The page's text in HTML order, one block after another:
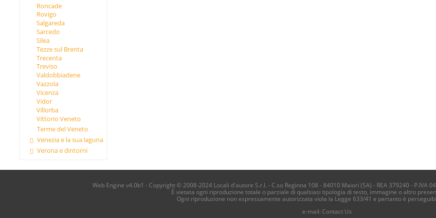
Roncade
Rovigo
Salgareda
Sarcedo
Silea
Tezze sul Brenta
Trecenta
Treviso
Valdobbiadene
Vazzola
Vicenza
Vidor
Villorba
Vittorio Veneto
Terme del Veneto
Venezia e la sua laguna
Verona e dintorni
Web Engine v4.0b1 - Copyright © 2008-2024 Locali d'autore S.r.l. - C.so Reginna 108 - 84010 Maiori (SA) - REA 379240 - P.IVA
È vietata ogni riproduzione totale o parziale di qualsiasi tipologia di testo, immagine o altro
Ogni riproduzione non espressamente autorizzata viola la Legge 633/41 e pertanto è
e-mail: Contact Us